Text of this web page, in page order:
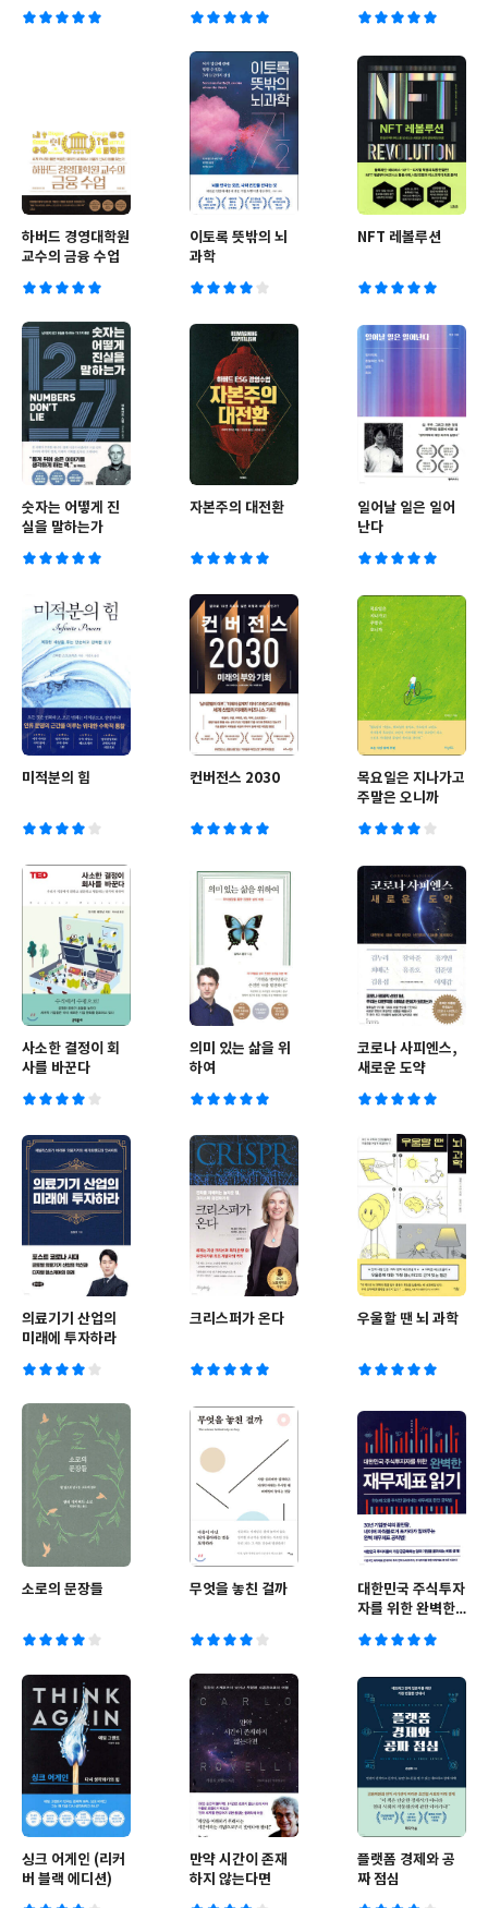
하버드 경영대학원
교수의 금융 수업
이토록 뜻밖의 뇌
과학
NFT 레볼루션
숫자는 어떻게 진
실을 말하는가
자본주의 대전환
일어날 일은 일어
난다
미적분의 힘 컨버전스 2030
목요일은 지나가고
주말은 오니까
사소한 결정이 회
사를 바꾼다
의미 있는 삶을 위
하여
코로나 사피엔스,
새로운 도약
의료기기 산업의
미래에 투자하라
크리스퍼가 온다 우울할 땐 뇌 과학
소로의 문장들 무엇을 놓친 걸까
대한민국 주식투자
자를 위한 완벽한
싱크 어게인 (리커
버 블랙 에디션)
만약 시간이 존재
하지 않는다면
플랫폼 경제와 공
짜 점심